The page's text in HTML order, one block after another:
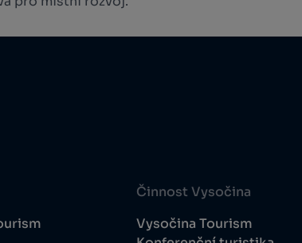
Činnost Vysočina
Vysočina Tourism